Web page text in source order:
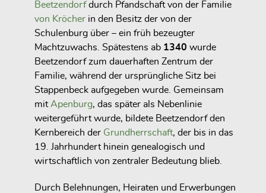
Beetzendorfdurch Pfandschaft von der Familie
von Kröcher in den Besitz der von der
Schulenburg über – ein früh bezeugter
Machtzuwachs. Spätestens ab 1340 wurde
Beetzendorf zum dauerhaften Zentrum der
Familie, während der ursprüngliche Sitz bei
Stappenbeck aufgegeben wurde. Gemeinsam
mitApenburg, das später als Nebenlinie
weitergeführt wurde, bildete Beetzendorf den
Kernbereich der Grundherrschaft, der bis in das
19. Jahrhundert hinein genealogisch und
wirtschaftlich von zentraler Bedeutung blieb.
Durch Belehnungen, Heiraten und Erwerbungen